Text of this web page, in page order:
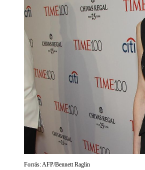
Forrás: AFP/Bennett Raglin